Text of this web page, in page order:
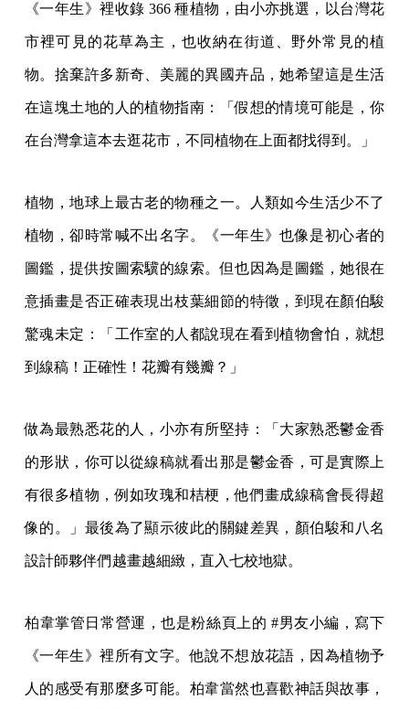
《一年生》裡收錄 366 種植物，由小亦挑選，以台灣花
市裡可見的花草為主，也收納在街道、野外常見的植
物。捨棄許多新奇、美麗的異國卉品，她希望這是生活
在這塊土地的人的植物指南：「假想的情境可能是，你
在台灣拿這本去逛花市，不同植物在上面都找得到。」
植物，地球上最古老的物種之一。人類如今生活少不了
植物，卻時常喊不出名字。《一年生》也像是初心者的
圖鑑，提供按圖索驥的線索。但也因為是圖鑑，她很在
意插畫是否正確表現出枝葉細節的特徵，到現在顏伯駿
驚魂未定：「工作室的人都說現在看到植物會怕，就想
到線稿！正確性！花瓣有幾瓣？」
做為最熟悉花的人，小亦有所堅持：「大家熟悉鬱金香
的形狀，你可以從線稿就看出那是鬱金香，可是實際上
有很多植物，例如玫瑰和桔梗，他們畫成線稿會長得超
像的。」最後為了顯示彼此的關鍵差異，顏伯駿和八名
設計師夥伴們越畫越細緻，直入七校地獄。
柏韋掌管日常營運，也是粉絲頁上的 #男友小編，寫下
《一年生》裡所有文字。他說不想放花語，因為植物予
人的感受有那麼多可能。柏韋當然也喜歡神話與故事，